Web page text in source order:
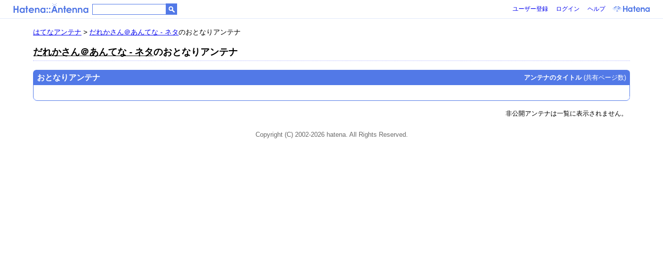
ユーザー登録 ログイン ヘルプ
はてなアンテナ > だれかさん＠あんてな - ネタのおとなりアンテナ
だれかさん＠あんてな - ネタのおとなりアンテナ
おとなりアンテナ アンテナのタイトル(共有ページ数)
非公開アンテナは一覧に表示されません。
Copyright (C) 2002-2026 hatena. All Rights Reserved.